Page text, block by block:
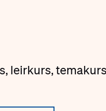
leirkurs,